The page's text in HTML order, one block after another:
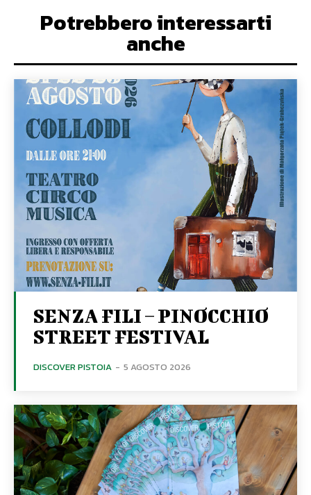
Potrebbero interessarti
anche
SENZA FILI – PINOCCHIO
STREET FESTIVAL
DISCOVER PISTOIA - 5 AGOSTO 2026